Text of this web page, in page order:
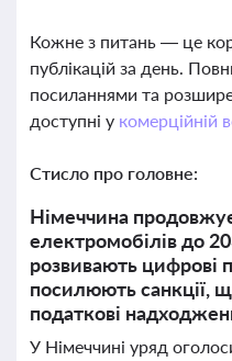
Кожне з питань — це
публікацій за день.
посиланнями та
доступні у комерційній
Стисло про головне:
Німеччина
електромобілів до
розвивають цифрові
посилюють санкції,
податкові
У Німеччині уряд